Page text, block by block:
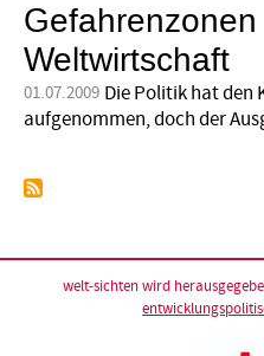
Weltwirtschaft
01.07.2009 Die Politik hat den
aufgenommen, doch der
welt-sichten wird